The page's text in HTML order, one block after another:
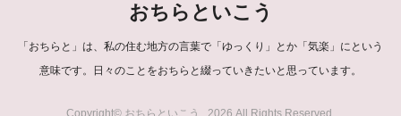
おちらといこう
「おちらと」は、私の住む地方の言葉で「ゆっくり」とか「気楽」にという
意味です。日々のことをおちらと綴っていきたいと思っています。
Copyright© おちらといこう , 2026 All Rights Reserved.